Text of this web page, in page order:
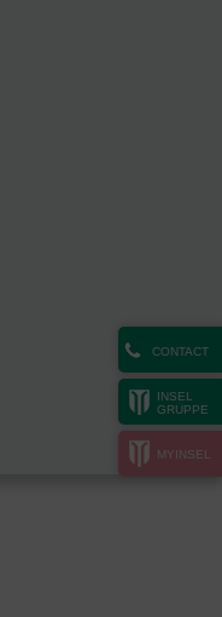
CONTACT
INSEL
GRUPPE
MYINSEL